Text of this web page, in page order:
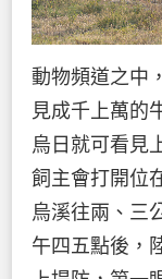
動物頻道之中
見成千上萬的
烏日就可看見
飼主會打開位
烏溪往兩、三
午四五點後，